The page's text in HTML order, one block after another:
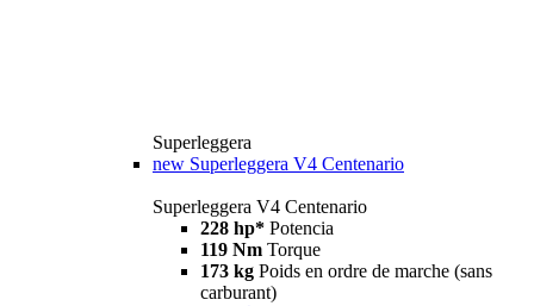
Superleggera
new Superleggera V4 Centenario
Superleggera V4 Centenario
228 hp* Potencia
119 Nm Torque
173 kg Poids en ordre de marche (sans
carburant)